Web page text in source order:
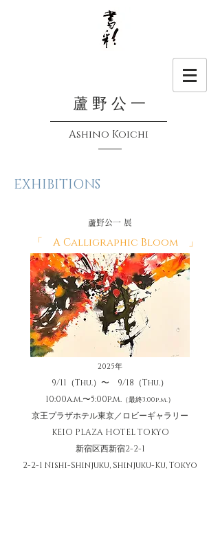
蘆 野 公 一
Ashino Koichi
EXHIBITIONS
蘆野公一 展
「 A Calligraphic Bloom 」
2025年
9/11（Thu.）〜 9/18（Thu.）
10:00a.m.〜5:00p.m. （最終3:00p.m.）
京王プラザホテル東京／ロビーギャラリー
KEIO PLAZA HOTEL TOKYO
新宿区西新宿2-2-1
2-2-1 Nishi-Shinjuku, Shinjuku-Ku, Tokyo